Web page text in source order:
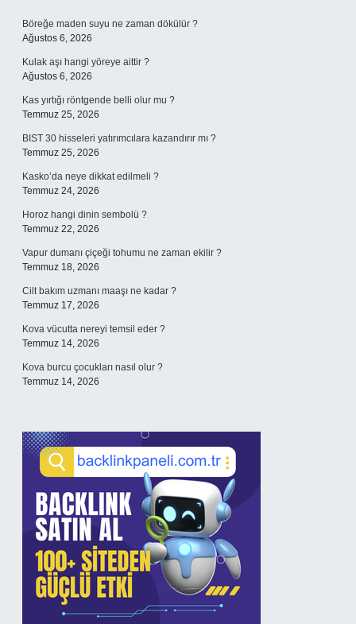
Böreğe maden suyu ne zaman dökülür ?
Ağustos 6, 2026
Kulak aşı hangi yöreye aittir ?
Ağustos 6, 2026
Kas yırtığı röntgende belli olur mu ?
Temmuz 25, 2026
BIST 30 hisseleri yatırımcılara kazandırır mı ?
Temmuz 25, 2026
Kasko’da neye dikkat edilmeli ?
Temmuz 24, 2026
Horoz hangi dinin sembolü ?
Temmuz 22, 2026
Vapur dumanı çiçeği tohumu ne zaman ekilir ?
Temmuz 18, 2026
Cilt bakım uzmanı maaşı ne kadar ?
Temmuz 17, 2026
Kova vücutta nereyi temsil eder ?
Temmuz 14, 2026
Kova burcu çocukları nasıl olur ?
Temmuz 14, 2026